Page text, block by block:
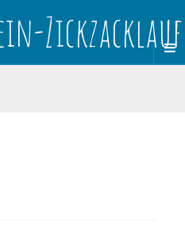
Zickzacklauf